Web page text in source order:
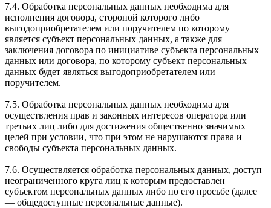
7.4. Обработка персональных данных необходима для
исполнения договора, стороной которого либо
выгодоприобретателем или поручителем по которому
является субъект персональных данных, а также для
заключения договора по инициативе субъекта персональных
данных или договора, по которому субъект персональных
данных будет являться выгодоприобретателем или
поручителем.
7.5. Обработка персональных данных необходима для
осуществления прав и законных интересов оператора или
третьих лиц либо для достижения общественно значимых
целей при условии, что при этом не нарушаются права и
свободы субъекта персональных данных.
7.6. Осуществляется обработка персональных данных, доступ
неограниченного круга лиц к которым предоставлен
субъектом персональных данных либо по его просьбе (далее
— общедоступные персональные данные).